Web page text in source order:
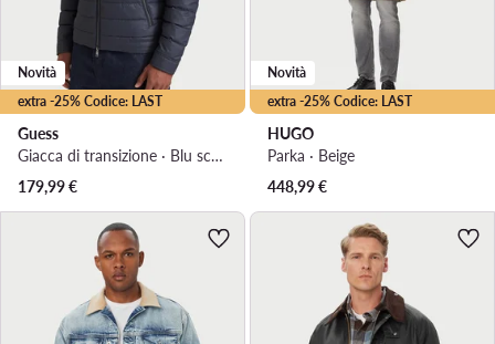
extra -25% Codice: LAST
Novità
Guess
Giacca di transizione · Blu scuro
179,99€
extra -25% Codice: LAST
Novità
HUGO
Parka · Beige
448,99€